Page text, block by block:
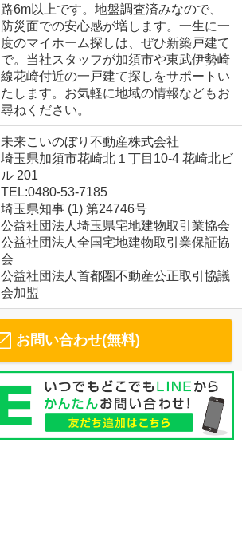
路6m以上です。地盤調査済みなので、
防災面での安心感が増します。一生に一
度のマイホーム探しは、ぜひ新築戸建て
で。当社スタッフが加須市や東武伊勢崎
線花崎付近の一戸建て探しをサポートい
たします。お気軽に地域の情報などもお
尋ねください。
未来こいのぼり不動産株式会社
埼玉県加須市花崎北１丁目10-4 花崎北ビ
ル 201
TEL:0480-53-7185
埼玉県知事 (1) 第24746号
公益社団法人埼玉県宅地建物取引業協会
公益社団法人全国宅地建物取引業保証協
会
公益社団法人首都圏不動産公正取引協議
会加盟
お問い合わせ(無料)